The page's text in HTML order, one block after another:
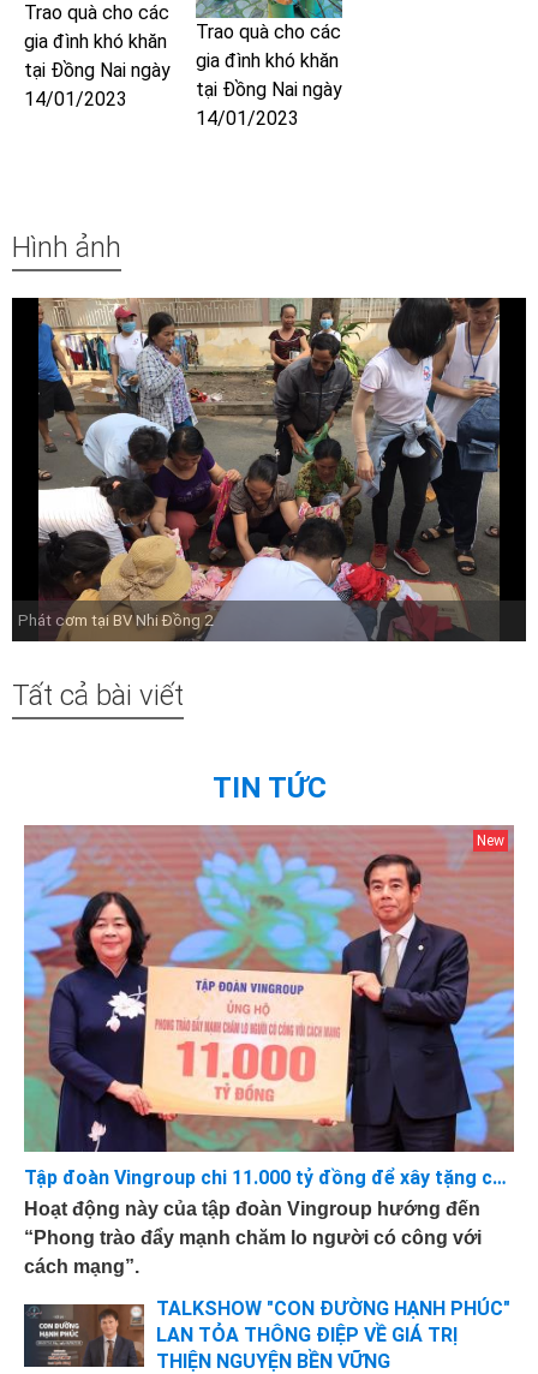
Trao quà cho các
gia đình khó khăn
tại Đồng Nai ngày
14/01/2023
Trao quà cho các
gia đình khó khăn
tại Đồng Nai ngày
14/01/2023
Hình ảnh
Phát cơm tại BV Nhi Đồng 2
Tất cả bài viết
TIN TỨC
Tập đoàn Vingroup chi 11.000 tỷ đồng để xây tặng các căn nhà 75-100m2 cho những Bà mẹ Việt Nam Anh hùng, Thương Binh hạng 1/4
Hoạt động này của tập đoàn Vingroup hướng đến
“Phong trào đẩy mạnh chăm lo người có công với
cách mạng”.
TALKSHOW "CON ĐƯỜNG HẠNH PHÚC"
LAN TỎA THÔNG ĐIỆP VỀ GIÁ TRỊ
THIỆN NGUYỆN BỀN VỮNG